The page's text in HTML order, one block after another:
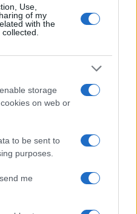
Use,
of my
with the
storage
on web or
to be sent to
purposes.
me